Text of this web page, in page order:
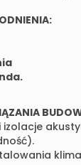
izolacje